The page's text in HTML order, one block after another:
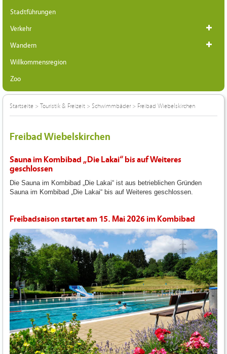
Stadtführungen
Verkehr
Wandern
Willkommensregion
Zoo
Startseite > Touristik & Freizeit > Schwimmbäder> Freibad Wiebelskirchen
Freibad Wiebelskirchen
Sauna im Kombibad „Die Lakai“ bis auf Weiteres
geschlossen
Die Sauna im Kombibad „Die Lakai“ ist aus betrieblichen Gründen
Sauna im Kombibad „Die Lakai“ bis auf Weiteres geschlossen.
Freibadsaison startet am 15. Mai 2026 im Kombibad